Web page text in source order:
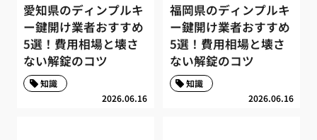
愛知県のディンプルキ
ー鍵開け業者おすすめ
5選！費用相場と壊さ
ない解錠のコツ
2026.06.16
知識
福岡県のディンプルキ
ー鍵開け業者おすすめ
5選！費用相場と壊さ
ない解錠のコツ
2026.06.16
知識